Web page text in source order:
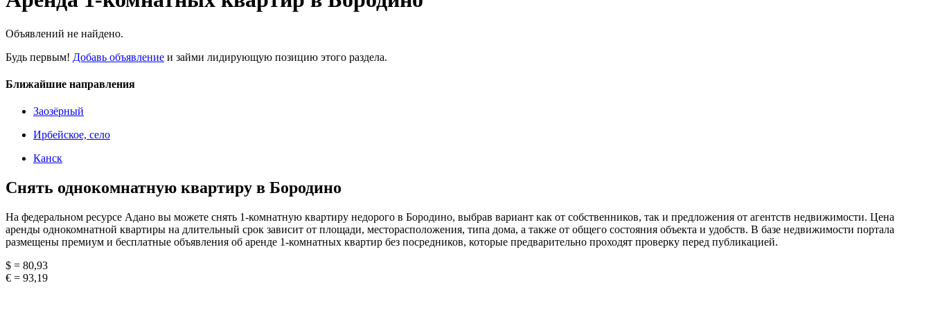
Объявлений не найдено.
Будь первым! Добавь объявление и займи лидирующую позицию этого раздела.
Ближайшие направления
Заозёрный
Ирбейское, село
Канск
Снять однокомнатную квартиру в Бородино
На федеральном ресурсе Адано вы можете снять 1-комнатную квартиру недорого в Бородино, выбрав вариант как от собственников, так и предложения от агентств недвижимости. Цена
аренды однокомнатной квартиры на длительный срок зависит от площади, месторасположения, типа дома, а также от общего состояния объекта и удобств. В базе недвижимости портала
размещены премиум и бесплатные объявления об аренде 1-комнатных квартир без посредников, которые предварительно проходят проверку перед публикацией.
$ = 80,93
€ = 93,19